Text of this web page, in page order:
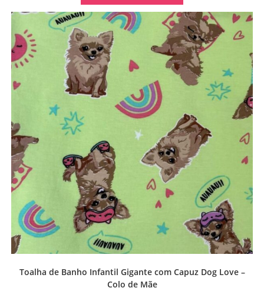
Toalha de Banho Infantil Gigante com Capuz Dog Love –
Colo de Mãe